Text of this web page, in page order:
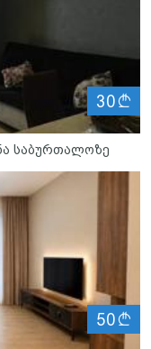
30
საბურთალოზე
50